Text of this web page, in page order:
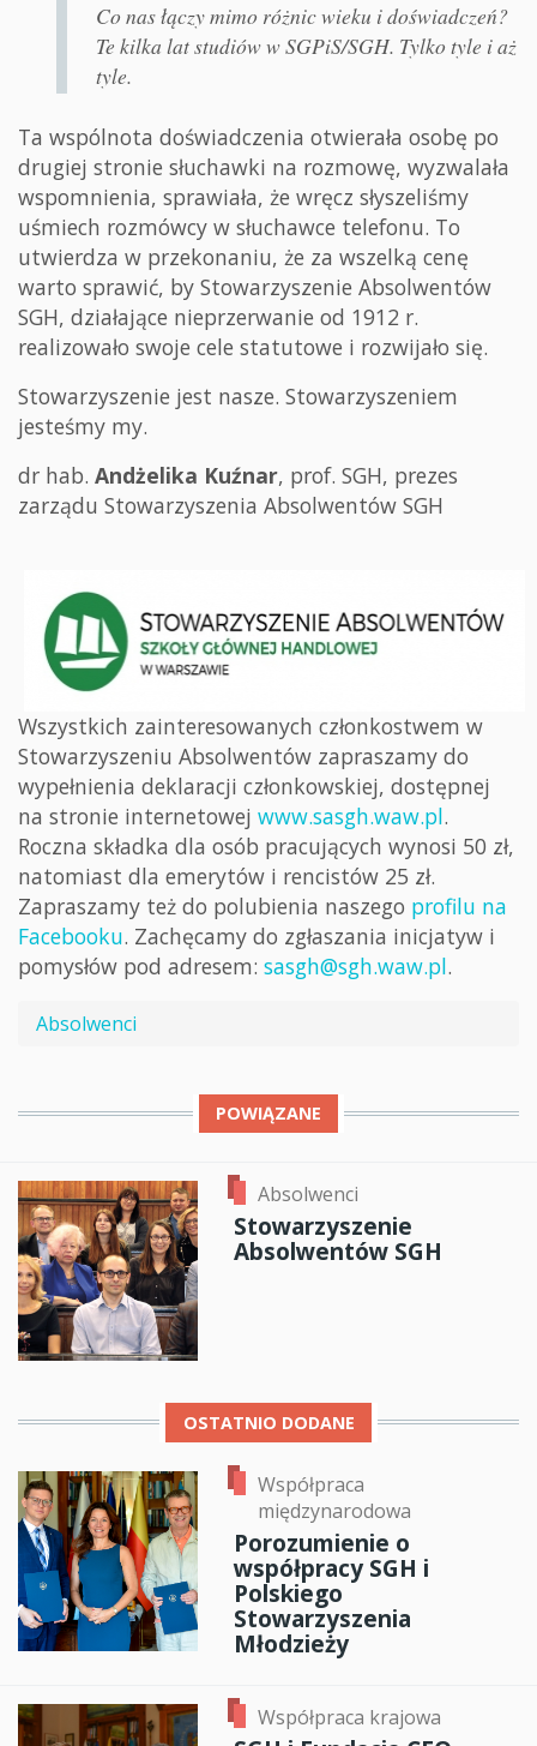
Co nas łączy mimo różnic wieku i doświadczeń?
Te kilka lat studiów w SGPiS/SGH. Tylko tyle i aż
tyle.
Ta wspólnota doświadczenia otwierała osobę po
drugiej stronie słuchawki na rozmowę, wyzwalała
wspomnienia, sprawiała, że wręcz słyszeliśmy
uśmiech rozmówcy w słuchawce telefonu. To
utwierdza w przekonaniu, że za wszelką cenę
warto sprawić, by Stowarzyszenie Absolwentów
SGH, działające nieprzerwanie od 1912 r.
realizowało swoje cele statutowe i rozwijało się.
Stowarzyszenie jest nasze. Stowarzyszeniem
jesteśmy my.
dr hab. Andżelika Kuźnar, prof. SGH, prezes
zarządu Stowarzyszenia Absolwentów SGH
Wszystkich zainteresowanych członkostwem w
Stowarzyszeniu Absolwentów zapraszamy do
wypełnienia deklaracji członkowskiej, dostępnej
na stronie internetowej www.sasgh.waw.pl.
Roczna składka dla osób pracujących wynosi 50 zł,
natomiast dla emerytów i rencistów 25 zł.
Zapraszamy też do polubienia naszego profilu na
Facebooku. Zachęcamy do zgłaszania inicjatyw i
pomysłów pod adresem: sasgh@sgh.waw.pl.
Absolwenci
POWIĄZANE
Absolwenci
Stowarzyszenie
Absolwentów SGH
OSTATNIO DODANE
Współpraca
międzynarodowa
Porozumienie o
współpracy SGH i
Polskiego
Stowarzyszenia
Młodzieży
Współpraca krajowa